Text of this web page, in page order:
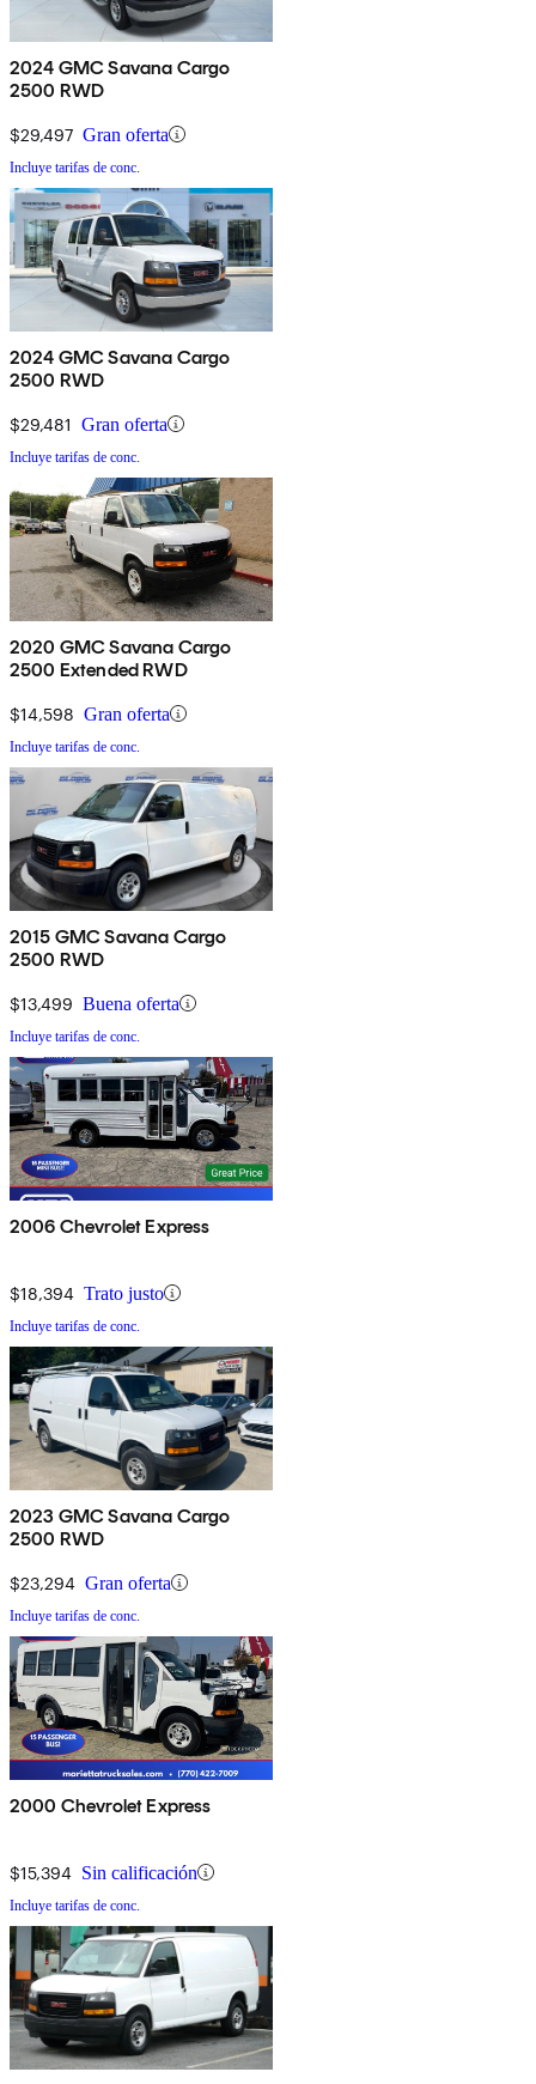
2024 GMC Savana Cargo
2500 RWD
$29,497 Gran oferta
Incluye tarifas de conc.
2024 GMC Savana Cargo
2500 RWD
$29,481 Gran oferta
Incluye tarifas de conc.
2020 GMC Savana Cargo
2500 Extended RWD
$14,598 Gran oferta
Incluye tarifas de conc.
2015 GMC Savana Cargo
2500 RWD
$13,499 Buena oferta
Incluye tarifas de conc.
2006 Chevrolet Express
$18,394 Trato justo
Incluye tarifas de conc.
2023 GMC Savana Cargo
2500 RWD
$23,294 Gran oferta
Incluye tarifas de conc.
2000 Chevrolet Express
$15,394 Sin calificación
Incluye tarifas de conc.